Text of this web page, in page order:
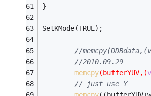
}
SetKMode(TRUE);
//
//2010.09.29
memcpy(bufferYUV,(
// just use Y